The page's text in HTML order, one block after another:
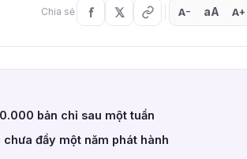
Chia sẻ A− aA A+
bản chỉ sau một tuần
đầy một năm phát hành